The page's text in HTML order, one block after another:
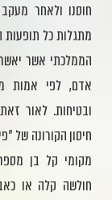
חוסנו ולאחר
מתגלות כל תופעות
הממלכתי אשר
אדם, לפי אמות
ובטיחות. לאור
חיסון הקורונה של
מקומי קל בן
חולשה קלה או